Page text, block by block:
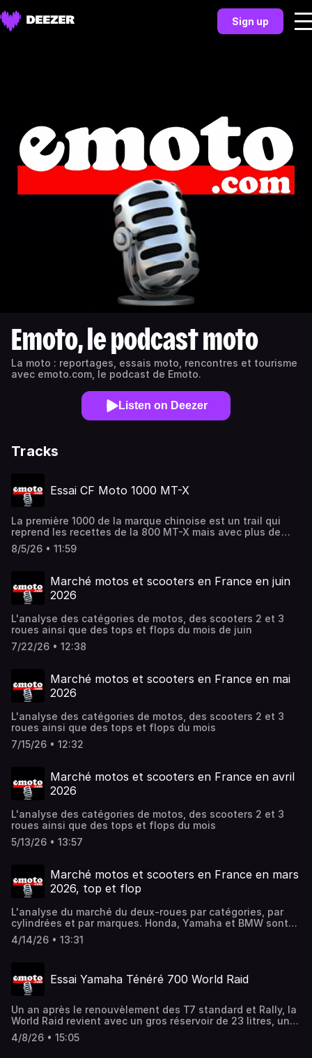
Sign up
Emoto, le podcast moto
La moto : reportages, essais moto, rencontres et tourisme
avec emoto.com, le podcast de Emoto.
Listen on Deezer
Tracks
Essai CF Moto 1000 MT-X
La première 1000 de la marque chinoise est un trail qui
reprend les recettes de la 800 MT-X mais avec plus de
performances. CF Moto entre en concurrence avec les 900
et 1000 bien établis
8/5/26 • 11:59
Marché motos et scooters en France en juin
2026
L'analyse des catégories de motos, des scooters 2 et 3
roues ainsi que des tops et flops du mois de juin
7/22/26 • 12:38
Marché motos et scooters en France en mai
2026
L'analyse des catégories de motos, des scooters 2 et 3
roues ainsi que des tops et flops du mois
7/15/26 • 12:32
Marché motos et scooters en France en avril
2026
L'analyse des catégories de motos, des scooters 2 et 3
roues ainsi que des tops et flops du mois
5/13/26 • 13:57
Marché motos et scooters en France en mars
2026, top et flop
L'analyse du marché du deux-roues par catégories, par
cylindrées et par marques. Honda, Yamaha et BMW sont
en tête, mais quels sont les tops et les flops du mois
4/14/26 • 13:31
Essai Yamaha Ténéré 700 World Raid
Un an après le renouvèlement des T7 standard et Rally, la
World Raid revient avec un gros réservoir de 23 litres, une
grosse fourche avec de grands débattements, etc. tout
pour voyager à T7
4/8/26 • 15:05